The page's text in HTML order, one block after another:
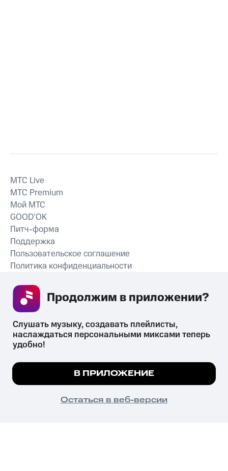
СКАЧАТЬ ПРИЛОЖЕНИЕ
MTС Live
MTС Premium
Мой МТС
GOOD’OK
Питч-форма
Поддержка
Пользовательское соглашение
Политика конфиденциальности
психотропных веществ, их аналогов причиняет вред здоровью,
их незаконный оборот запрещён и влечёт установленную
законодательством ответственность.
© 2026 ООО «КИОН».
Все права защищены
Мы используем куки, чтобы на сайте все
Подробнее
ПОНЯТНО
Слушать музыку, создавать плейлисты,
наслаждаться персональными миксами теперь
удобно!
В ПРИЛОЖЕНИЕ
Остаться в веб-версии